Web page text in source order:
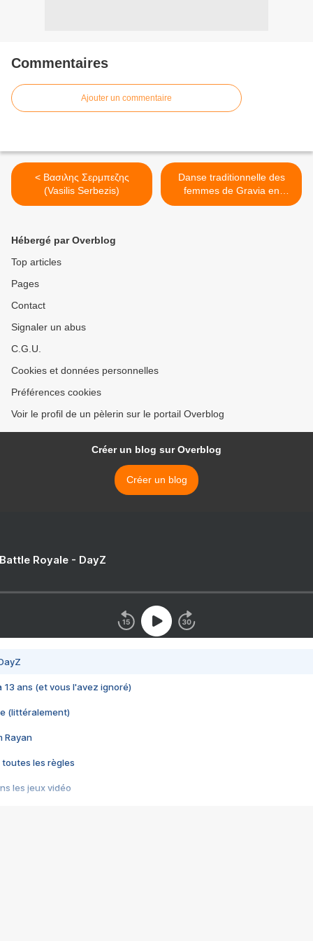
Commentaires
Ajouter un commentaire
< Βασιλης Σερμπεζης
(Vasilis Serbezis)
Danse traditionnelle des
femmes de Gravia en
Phocide >
Hébergé par Overblog
Top articles
Pages
Contact
Signaler un abus
C.G.U.
Cookies et données personnelles
Préférences cookies
Voir le profil de un pèlerin sur le portail Overblog
Créer un blog sur Overblog
Créer un blog
Royale - DayZ
13 ans (et vous l'avez ignoré)
(littéralement)
Rayan
toutes les règles
les jeux vidéo